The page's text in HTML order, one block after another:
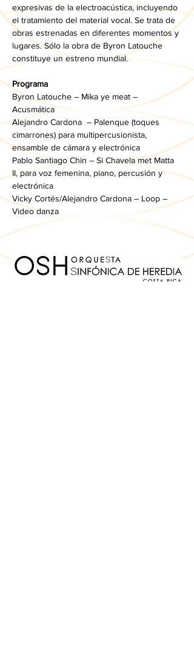
expresivas de la electroacústica, incluyendo
el tratamiento del material vocal. Se trata de
obras estrenadas en diferentes momentos y
lugares. Sólo la obra de Byron Latouche
constituye un estreno mundial.
Programa
Byron Latouche – Mika ye meat –
Acusmática
Alejandro Cardona  – Palenque (toques
cimarrones) para multipercusionista,
ensamble de cámara y electrónica
Pablo Santiago Chin – Si Chavela met Matta
II, para voz femenina, piano, percusión y
electrónica
Vicky Cortés/Alejandro Cardona – Loop –
Video danza